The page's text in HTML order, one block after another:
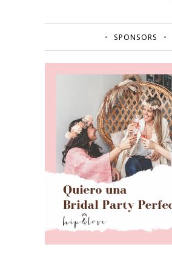
SPONSORS